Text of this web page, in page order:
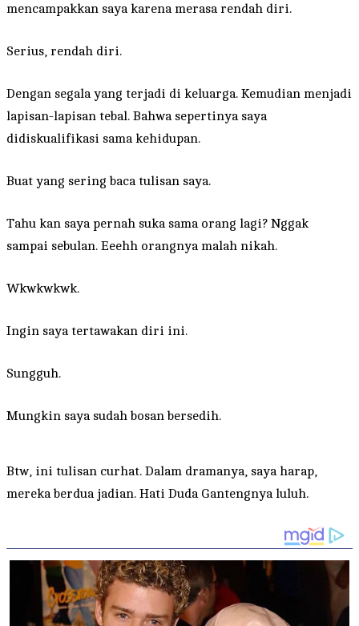
mencampakkan saya karena merasa rendah diri.
Serius, rendah diri.
Dengan segala yang terjadi di keluarga. Kemudian menjadi
lapisan-lapisan tebal. Bahwa sepertinya saya
didiskualifikasi sama kehidupan.
Buat yang sering baca tulisan saya.
Tahu kan saya pernah suka sama orang lagi? Nggak
sampai sebulan. Eeehh orangnya malah nikah.
Wkwkwkwk.
Ingin saya tertawakan diri ini.
Sungguh.
Mungkin saya sudah bosan bersedih.
Btw, ini tulisan curhat. Dalam dramanya, saya harap,
mereka berdua jadian. Hati Duda Gantengnya luluh.